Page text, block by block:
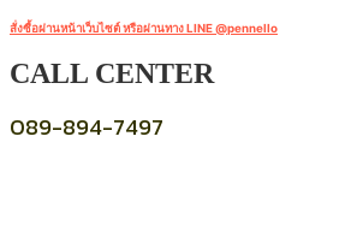
สั่งซื้อผ่านหน้าเว็บไซต์ หรือผ่านทาง LINE @pennello
CALL CENTER
089-894-7497